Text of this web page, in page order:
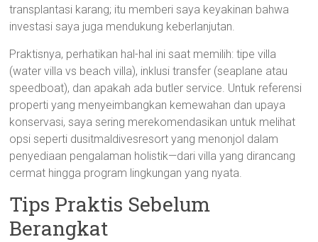
transplantasi karang; itu memberi saya keyakinan bahwa
investasi saya juga mendukung keberlanjutan.
Praktisnya, perhatikan hal-hal ini saat memilih: tipe villa
(water villa vs beach villa), inklusi transfer (seaplane atau
speedboat), dan apakah ada butler service. Untuk referensi
properti yang menyeimbangkan kemewahan dan upaya
konservasi, saya sering merekomendasikan untuk melihat
opsi seperti dusitmaldivesresort yang menonjol dalam
penyediaan pengalaman holistik—dari villa yang dirancang
cermat hingga program lingkungan yang nyata.
Tips Praktis Sebelum
Berangkat